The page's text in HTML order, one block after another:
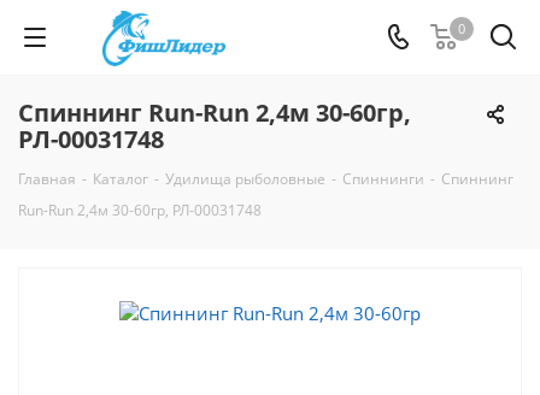
0
Спиннинг Run-Run 2,4м 30-60гр,
РЛ-00031748
Главная - Каталог - Удилища рыболовные - Спиннинги - Спиннинг
Run-Run 2,4м 30-60гр, РЛ-00031748